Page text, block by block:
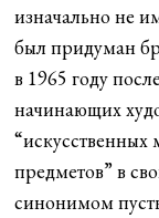
изначально не
был придуман
в 1965 году
начинающих
предметов” в
синонимом